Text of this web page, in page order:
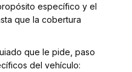
específico y el
que la cobertura
que le pide, paso
del vehículo: